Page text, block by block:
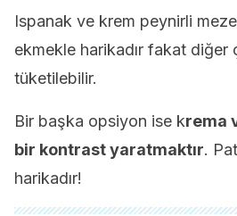
Ispanak ve krem peynirli
ekmekle harikadır fakat diğer
tüketilebilir.
Bir başka opsiyon ise krema
bir kontrast yaratmaktır.
harikadır!